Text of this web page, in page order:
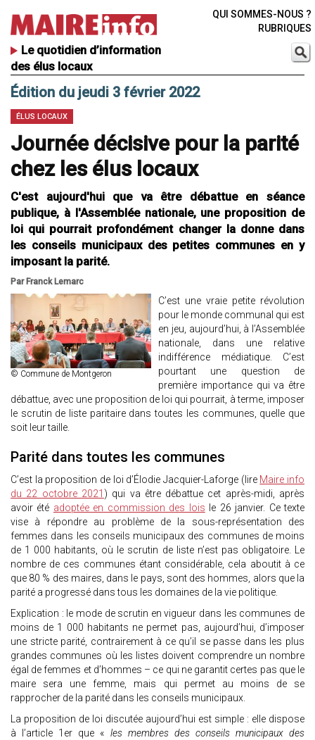
Le quotidien d’information
des élus locaux
QUI SOMMES-NOUS ?
RUBRIQUES
Édition du jeudi 3 février 2022
ÉLUS LOCAUX
Journée décisive pour la parité
chez les élus locaux
C'est aujourd'hui que va être débattue en séance
publique, à l'Assemblée nationale, une proposition de
loi qui pourrait profondément changer la donne dans
les conseils municipaux des petites communes en y
imposant la parité.
Par Franck Lemarc
© Commune de Montgeron
C’est une vraie petite révolution
pour le monde communal qui est
en jeu, aujourd’hui, à l’Assemblée
nationale, dans une relative
indifférence médiatique. C’est
pourtant une question de
première importance qui va être
débattue, avec une proposition de loi qui pourrait, à terme, imposer
le scrutin de liste paritaire dans toutes les communes, quelle que
soit leur taille.
Parité dans toutes les communes
C’est la proposition de loi d’Élodie Jacquier-Laforge (lire Maire info
du 22 octobre 2021 ) qui va être débattue cet après-midi, après
avoir été adoptée en commission des lois le 26 janvier. Ce texte
vise à répondre au problème de la sous-représentation des
femmes dans les conseils municipaux des communes de moins
de 1 000 habitants, où le scrutin de liste n’est pas obligatoire. Le
nombre de ces communes étant considérable, cela aboutit à ce
que 80 % des maires, dans le pays, sont des hommes, alors que la
parité a progressé dans tous les domaines de la vie politique.
Explication : le mode de scrutin en vigueur dans les communes de
moins de 1 000 habitants ne permet pas, aujourd’hui, d’imposer
une stricte parité, contrairement à ce qu’il se passe dans les plus
grandes communes où les listes doivent comprendre un nombre
égal de femmes et d’hommes – ce qui ne garantit certes pas que le
maire sera une femme, mais qui permet au moins de se
rapprocher de la parité dans les conseils municipaux.
La proposition de loi discutée aujourd’hui est simple : elle dispose
à l’article 1er que « les membres des conseils municipaux des